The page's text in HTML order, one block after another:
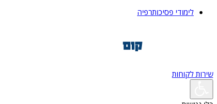
לימודי פסיכותרפיה
שירות לקוחות